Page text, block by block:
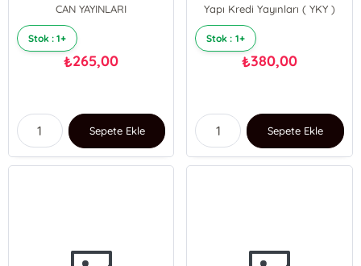
CAN YAYINLARI
Stok : 1+
₺265,00
Sepete Ekle
Yapı Kredi Yayınları ( YKY )
Stok : 1+
₺380,00
Sepete Ekle